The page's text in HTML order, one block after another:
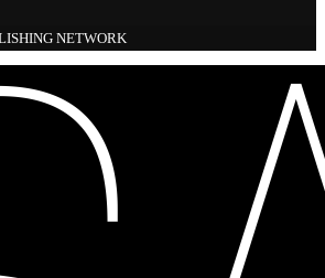
NETWORK